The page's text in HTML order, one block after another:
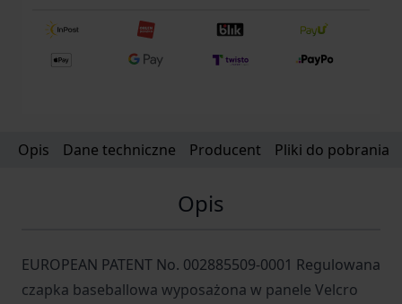
Opis Dane techniczne Producent Pliki do pobrania
Opis
EUROPEAN PATENT No. 002885509-0001 Regulowana
czapka baseballowa wyposażona w panele Velcro